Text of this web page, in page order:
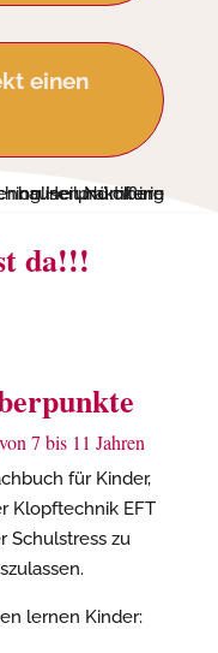
einen
da!!!
7 bis 11 Jahren
für Kinder,
Klopftechnik EFT
Schulstress zu
lernen Kinder: